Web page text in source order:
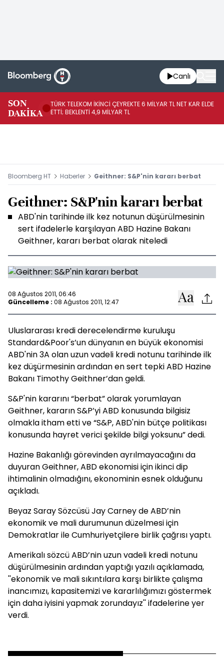
Canlı
SON
DAKİKA
TÜRK TELEKOM İKİNCİ ÇEYREKTE 6 MİLYAR TL NET KAR ELDE
ETTİ; BEKLENTİ 4,9 MİLYAR TL
Bloomberg HT Haberler Geithner: S&P'nin kararı berbat
Geithner: S&P'nin kararı berbat
ABD'nin tarihinde ilk kez notunun düşürülmesinin
sert ifadelerle karşılayan ABD Hazine Bakanı
Geithner, kararı berbat olarak niteledi
08 Ağustos 2011, 06:46
Güncelleme : 08 Ağustos 2011, 12:47
Uluslararası kredi derecelendirme kuruluşu
Standard&Poor's’un dünyanın en büyük ekonomisi
ABD'nin 3A olan uzun vadeli kredi notunu tarihinde ilk
kez düşürmesinin ardından en sert tepki ABD Hazine
Bakanı Timothy Geithner’dan geldi.
S&P'nin kararını “berbat” olarak yorumlayan
Geithner, kararın S&P’yi ABD konusunda bilgisiz
olmakla itham etti ve “S&P, ABD'nin bütçe politikası
konusunda hayret verici şekilde bilgi yoksunu” dedi.
Hazine Bakanlığı görevinden ayrılmayacağını da
duyuran Geithner, ABD ekonomisi için ikinci dip
ihtimalinin olmadığını, ekonominin esnek olduğunu
açıkladı.
Beyaz Saray Sözcüsü Jay Carney de ABD’nin
ekonomik ve mali durumunun düzelmesi için
Demokratlar ile Cumhuriyetçilere birlik çağrısı yaptı.
Amerikalı sözcü ABD’nin uzun vadeli kredi notunu
düşürülmesinin ardından yaptığı yazılı açıklamada,
''ekonomik ve mali sıkıntılara karşı birlikte çalışma
inancımızı, kapasitemizi ve kararlılığımızı göstermek
için daha iyisini yapmak zorundayız'' ifadelerine yer
verdi.